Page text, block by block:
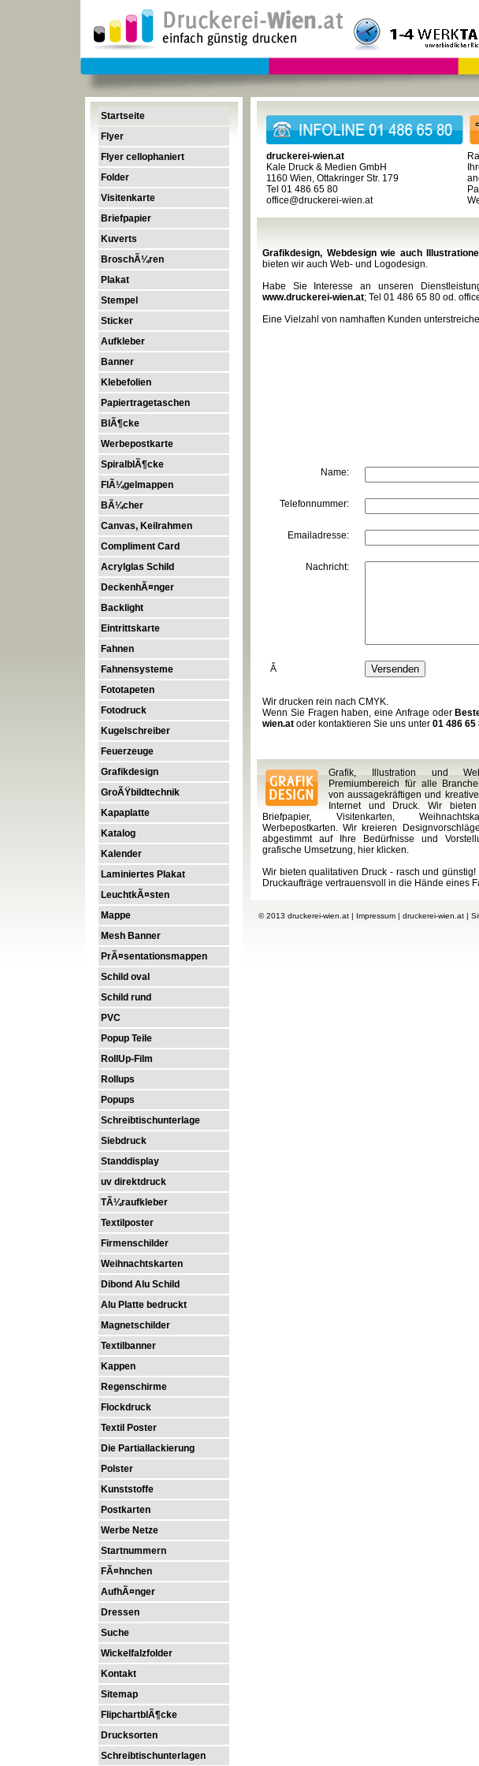
Startseite
Flyer
Flyer cellophaniert
Folder
Visitenkarte
Briefpapier
Kuverts
BroschÃ¼ren
Plakat
Stempel
Sticker
Aufkleber
Banner
Klebefolien
Papiertragetaschen
BlÃ¶cke
Werbepostkarte
SpiralblÃ¶cke
FlÃ¼gelmappen
BÃ¼cher
Canvas, Keilrahmen
Compliment Card
Acrylglas Schild
DeckenhÃ¤nger
Backlight
Eintrittskarte
Fahnen
Fahnensysteme
Fototapeten
Fotodruck
Kugelschreiber
Feuerzeuge
Grafikdesign
GroÃŸbildtechnik
Kapaplatte
Katalog
Kalender
Laminiertes Plakat
LeuchtkÃ¤sten
Mappe
Mesh Banner
PrÃ¤sentationsmappen
Schild oval
Schild rund
PVC
Popup Teile
RollUp-Film
Rollups
Popups
Schreibtischunterlage
Siebdruck
Standdisplay
uv direktdruck
TÃ¼raufkleber
Textilposter
Firmenschilder
Weihnachtskarten
Dibond Alu Schild
Alu Platte bedruckt
Magnetschilder
Textilbanner
Kappen
Regenschirme
Flockdruck
Textil Poster
Die Partiallackierung
Polster
Kunststoffe
Postkarten
Werbe Netze
Startnummern
FÃ¤hnchen
AufhÃ¤nger
Dressen
Suche
Wickelfalzfolder
Kontakt
Sitemap
FlipchartblÃ¶cke
Drucksorten
Schreibtischunterlagen
druckerei-wien.at
Kale Druck & Medien GmbH
1160 Wien, Ottakringer Str. 179
Tel 01 486 65 80
office@druckerei-wien.at
Grafikdesign, Webdesign wie auch
bieten wir auch Web- und Logodesign.
Habe Sie Interesse an unseren
www.druckerei-wien.at; Tel 01 486 65 80 od.
Eine Vielzahl von namhaften Kunden
Name:
Telefonnummer:
Emailadresse:
Nachricht:
Â
Wir drucken rein nach CMYK.
Wenn Sie Fragen haben, eine Anfrage oder
wien.at oder kontaktieren Sie uns unter 01 486 65
Grafik, Illustration und
Premiumbereich für alle
von aussagekräftigen und
Internet und Druck. Wir
Briefpapier, Visitenkarten,
Werbepostkarten. Wir kreieren
abgestimmt auf Ihre Bedürfnisse und
grafische Umsetzung, hier klicken.
Wir bieten qualitativen Druck - rasch und
Druckaufträge vertrauensvoll in die Hände eines
© 2013 druckerei-wien.at | Impressum | druckerei-wien.at |